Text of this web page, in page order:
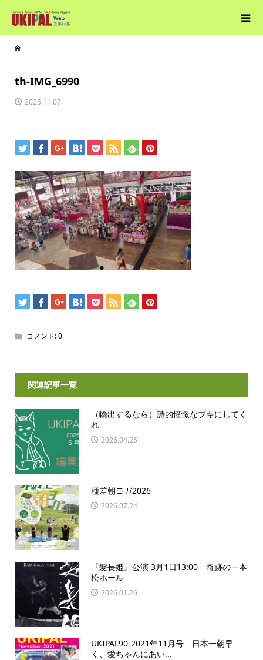
th-IMG_6990
2025.11.07
コメント:0
関連記事一覧
（輸出するなら）詩的憧憬なブキにしてく
れ
2026.04.25
種差朝ヨガ2026
2026.07.24
『髪長姫』公演 3月1日13:00 奇跡の一本
松ホール
2026.01.26
UKIPAL90-2021年11月号 日本一朝早
く、愛ちゃんにあい...